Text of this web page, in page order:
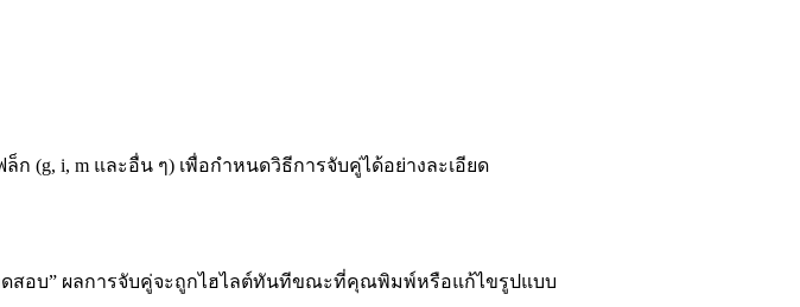
ก (g, i, m และอื่น ๆ) เพื่อกำหนดวิธีการจับคู่ได้อย่างละเอียด
สอบ” ผลการจับคู่จะถูกไฮไลต์ทันทีขณะที่คุณพิมพ์หรือแก้ไขรูปแบบ